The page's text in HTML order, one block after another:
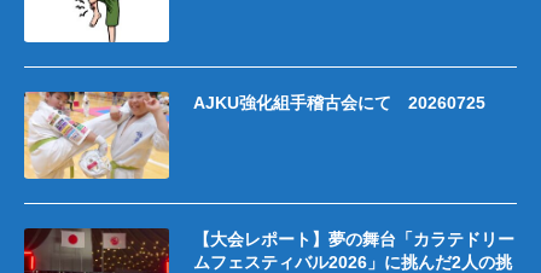
AJKU強化組手稽古会にて 20260725
【大会レポート】夢の舞台「カラテドリー
ムフェスティバル2026」に挑んだ2人の挑